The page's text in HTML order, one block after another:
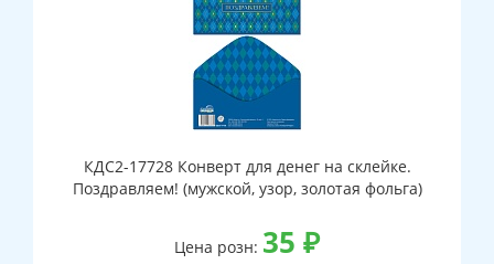
КДС2-17728 Конверт для денег на склейке.
Поздравляем! (мужской, узор, золотая фольга)
Цена розн: 35 ₽